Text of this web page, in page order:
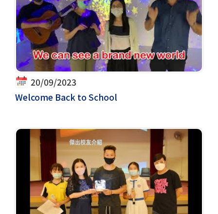
20/09/2023
Welcome Back to School